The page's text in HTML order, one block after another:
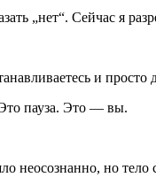
„нет“. Сейчас я
и просто
Это пауза. Это — вы.
неосознанно, но тело